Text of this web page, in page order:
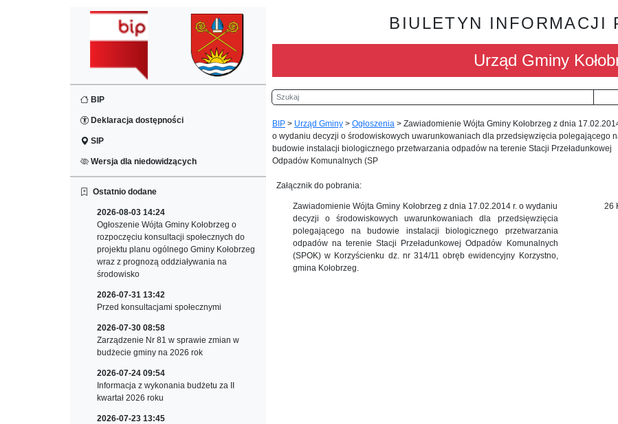
BIP
Deklaracja dostępności
SIP
Wersja dla niedowidzących
Ostatnio dodane
2026-08-03 14:24
Ogłoszenie Wójta Gminy Kołobrzeg o
rozpoczęciu konsultacji społecznych do
projektu planu ogólnego Gminy Kołobrzeg
wraz z prognozą oddziaływania na
środowisko
2026-07-31 13:42
Przed konsultacjami społecznymi
2026-07-30 08:58
Zarządzenie Nr 81 w sprawie zmian w
budżecie gminy na 2026 rok
2026-07-24 09:54
Informacja z wykonania budżetu za II
kwartał 2026 roku
2026-07-23 13:45
BIULETYN INFORMACJI
Urząd Gminy
Szukaj
BIP > Urząd Gminy > Ogłoszenia > Zawiadomienie Wójta Gminy Kołobrzeg z dnia
o wydaniu decyzji o środowiskowych uwarunkowaniach dla przedsięwzięcia polegającego
budowie instalacji biologicznego przetwarzania odpadów na terenie Stacji Przeładunkowej
Odpadów Komunalnych (SP
Załącznik do pobrania:
Zawiadomienie Wójta Gminy Kołobrzeg z dnia 17.02.2014 r. o wydaniu
decyzji o środowiskowych uwarunkowaniach dla przedsięwzięcia
polegającego na budowie instalacji biologicznego przetwarzania
odpadów na terenie Stacji Przeładunkowej Odpadów Komunalnych
(SPOK) w Korzyścienku dz. nr 314/11 obręb ewidencyjny Korzystno,
gmina Kołobrzeg.
26